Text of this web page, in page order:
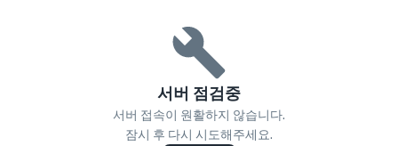
서버 점검중
서버 접속이 원활하지 않습니다.
잠시 후 다시 시도해주세요.